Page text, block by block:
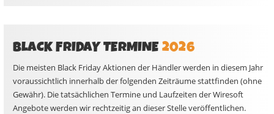
BLACK FRIDAY TERMINE2026
Die meisten Black Friday Aktionen der Händler werden in diesem Jahr
voraussichtlich innerhalb der folgenden Zeiträume stattfinden (ohne
Gewähr). Die tatsächlichen Termine und Laufzeiten der Wiresoft
Angebote werden wir rechtzeitig an dieser Stelle veröffentlichen.